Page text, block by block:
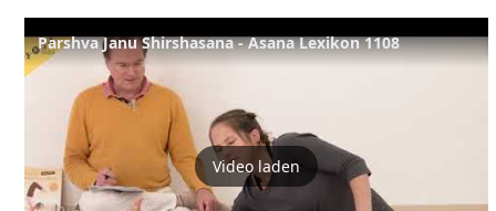
Parshva Janu Shirshasana - Asana Lexikon 1108
Video laden